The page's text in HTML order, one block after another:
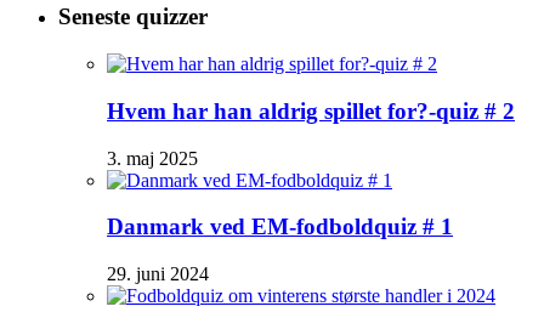
Seneste quizzer
Hvem har han aldrig spillet for?-quiz # 2
3. maj 2025
Danmark ved EM-fodboldquiz # 1
29. juni 2024